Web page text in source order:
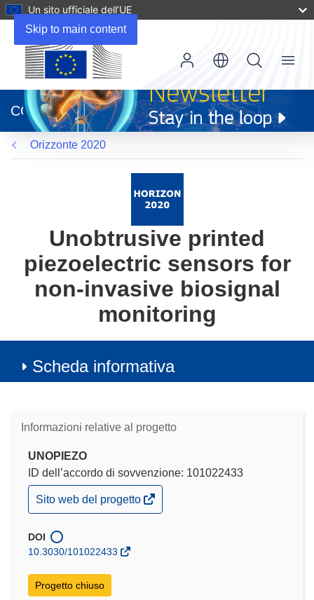
Skip to main content
Un sito ufficiale dell’UE
apre
in
una
nuova
finestra)
CORDIS
Menu
Orizzonte 2020
Unobtrusive printed
piezoelectric sensors for
non-invasive biosignal
monitoring
Scheda informativa
Informazioni relative al progetto
UNOPIEZO
ID dell’accordo di sovvenzione: 101022433
(si
apre
una
nuova
Sito web del progetto
DOI
10.3030/101022433
Progetto chiuso